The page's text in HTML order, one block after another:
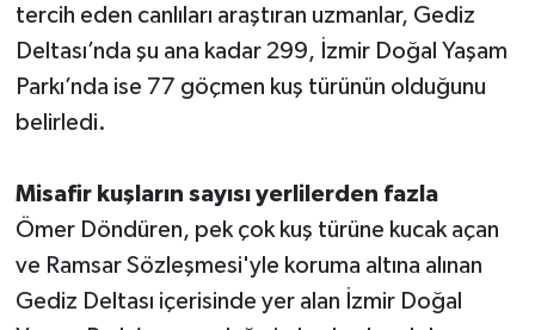
tercih eden canlıları araştıran uzmanlar, Gediz
Deltası’nda şu ana kadar 299, İzmir Doğal Yaşam
Parkı’nda ise 77 göçmen kuş türünün olduğunu
belirledi.
Misafir kuşların sayısı yerlilerden fazla
Ömer Döndüren, pek çok kuş türüne kucak açan
ve Ramsar Sözleşmesi'yle koruma altına alınan
Gediz Deltası içerisinde yer alan İzmir Doğal